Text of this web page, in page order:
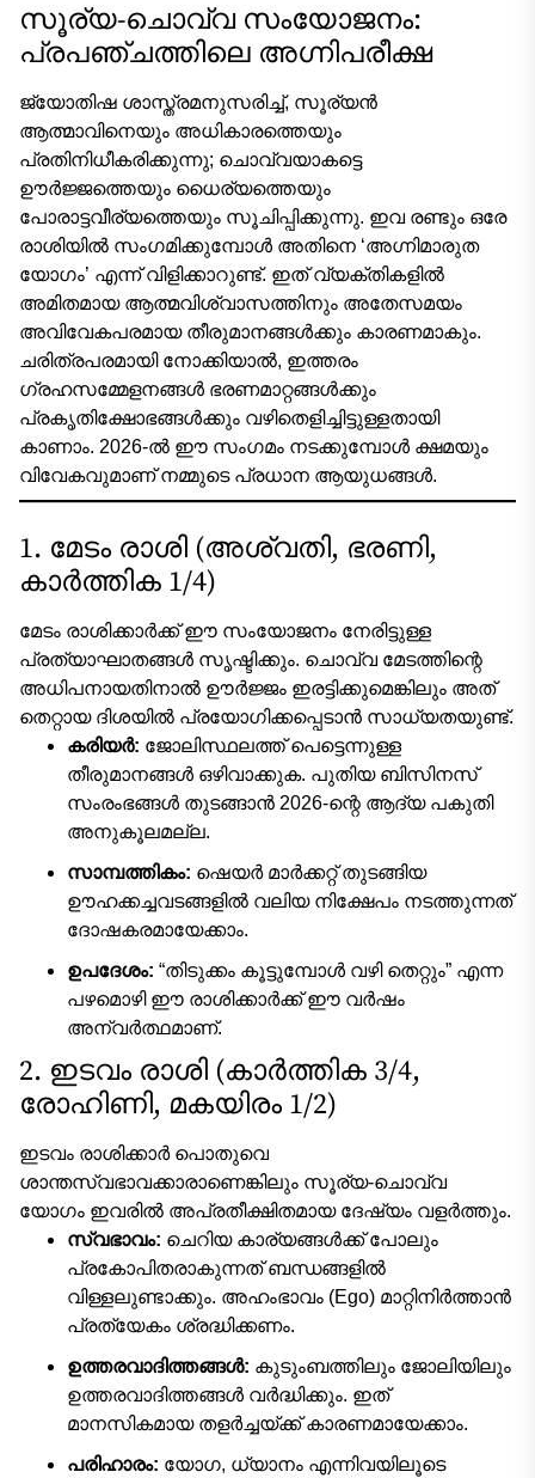
സൂര്യ-ചൊവ്വ സംയോജനം:
പ്രപഞ്ചത്തിലെ അഗ്നിപരീക്ഷ
ജ്യോതിഷ ശാസ്ത്രമനുസരിച്ച്, സൂര്യൻ
ആത്മാവിനെയും അധികാരത്തെയും
പ്രതിനിധീകരിക്കുന്നു; ചൊവ്വയാകട്ടെ
ഊർജ്ജത്തെയും ധൈര്യത്തെയും
പോരാട്ടവീര്യത്തെയും സൂചിപ്പിക്കുന്നു. ഇവ രണ്ടും ഒരേ
രാശിയിൽ സംഗമിക്കുമ്പോൾ അതിനെ ‘അഗ്നിമാരുത
യോഗം’ എന്ന് വിളിക്കാറുണ്ട്. ഇത് വ്യക്തികളിൽ
അമിതമായ ആത്മവിശ്വാസത്തിനും അതേസമയം
അവിവേകപരമായ തീരുമാനങ്ങൾക്കും കാരണമാകും.
ചരിത്രപരമായി നോക്കിയാൽ, ഇത്തരം
ഗ്രഹസമ്മേളനങ്ങൾ ഭരണമാറ്റങ്ങൾക്കും
പ്രകൃതിക്ഷോഭങ്ങൾക്കും വഴിതെളിച്ചിട്ടുള്ളതായി
കാണാം. 2026-ൽ ഈ സംഗമം നടക്കുമ്പോൾ ക്ഷമയും
വിവേകവുമാണ് നമ്മുടെ പ്രധാന ആയുധങ്ങൾ.
1. മേടം രാശി (അശ്വതി, ഭരണി,
കാർത്തിക 1/4)
മേടം രാശിക്കാർക്ക് ഈ സംയോജനം നേരിട്ടുള്ള
പ്രത്യാഘാതങ്ങൾ സൃഷ്ടിക്കും. ചൊവ്വ മേടത്തിന്റെ
അധിപനായതിനാൽ ഊർജ്ജം ഇരട്ടിക്കുമെങ്കിലും അത്
തെറ്റായ ദിശയിൽ പ്രയോഗിക്കപ്പെടാൻ സാധ്യതയുണ്ട്.
കരിയർ: ജോലിസ്ഥലത്ത് പെട്ടെന്നുള്ള
തീരുമാനങ്ങൾ ഒഴിവാക്കുക. പുതിയ ബിസിനസ്
സംരംഭങ്ങൾ തുടങ്ങാൻ 2026-ന്റെ ആദ്യ പകുതി
അനുകൂലമല്ല.
സാമ്പത്തികം: ഷെയർ മാർക്കറ്റ് തുടങ്ങിയ
ഊഹക്കച്ചവടങ്ങളിൽ വലിയ നിക്ഷേപം നടത്തുന്നത്
ദോഷകരമായേക്കാം.
ഉപദേശം: “തിടുക്കം കൂട്ടുമ്പോൾ വഴി തെറ്റും” എന്ന
പഴമൊഴി ഈ രാശിക്കാർക്ക് ഈ വർഷം
അന്വർത്ഥമാണ്.
2. ഇടവം രാശി (കാർത്തിക 3/4,
രോഹിണി, മകയിരം 1/2)
ഇടവം രാശിക്കാർ പൊതുവെ
ശാന്തസ്വഭാവക്കാരാണെങ്കിലും സൂര്യ-ചൊവ്വ
യോഗം ഇവരിൽ അപ്രതീക്ഷിതമായ ദേഷ്യം വളർത്തും.
സ്വഭാവം: ചെറിയ കാര്യങ്ങൾക്ക് പോലും
പ്രകോപിതരാകുന്നത് ബന്ധങ്ങളിൽ
വിള്ളലുണ്ടാക്കും. അഹംഭാവം (Ego) മാറ്റിനിർത്താൻ
പ്രത്യേകം ശ്രദ്ധിക്കണം.
ഉത്തരവാദിത്തങ്ങൾ: കുടുംബത്തിലും ജോലിയിലും
ഉത്തരവാദിത്തങ്ങൾ വർദ്ധിക്കും. ഇത്
മാനസികമായ തളർച്ചയ്ക്ക് കാരണമായേക്കാം.
പരിഹാരം: യോഗ, ധ്യാനം എന്നിവയിലൂടെ